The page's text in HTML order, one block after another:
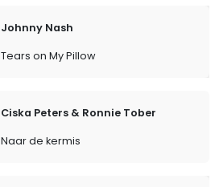
Johnny Nash
Tears on My Pillow
Ciska Peters & Ronnie Tober
Naar de kermis